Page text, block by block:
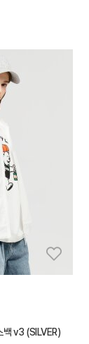
백 v3 (SILVER)